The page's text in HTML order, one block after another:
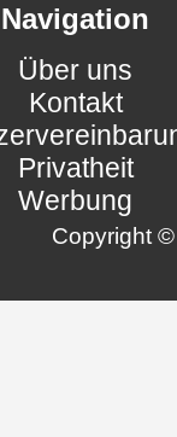
Navigation
Über uns
Kontakt
Privatheit
Werbung
Copyright